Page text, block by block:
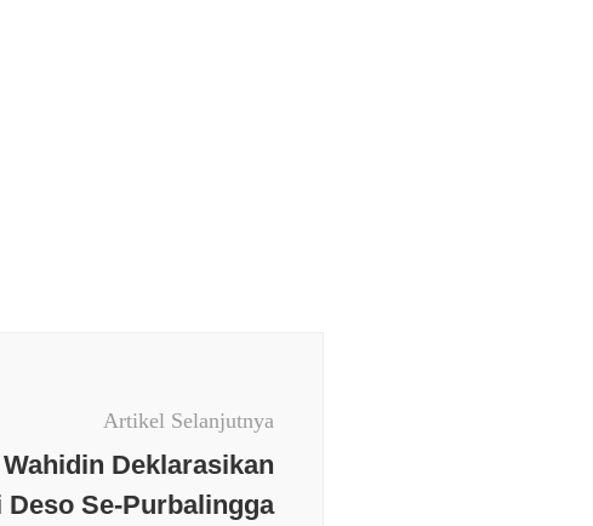
Artikel Selanjutnya
Deklarasikan
Deso Se-Purbalingga